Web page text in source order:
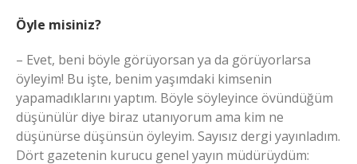
Öyle misiniz?
– Evet, beni böyle görüyorsan ya da görüyorlarsa
öyleyim! Bu işte, benim yaşımdaki kimsenin
yapamadıklarını yaptım. Böyle söyleyince övündüğüm
düşünülür diye biraz utanıyorum ama kim ne
düşünürse düşünsün öyleyim. Sayısız dergi yayınladım.
Dört gazetenin kurucu genel yayın müdürüydüm: